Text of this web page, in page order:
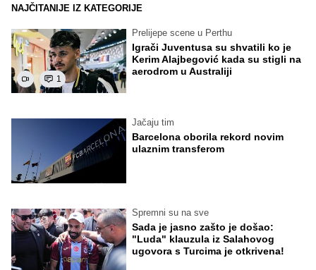
NAJČITANIJE IZ KATEGORIJE
1
Prelijepe scene u Perthu
Igrači Juventusa su shvatili ko je
Kerim Alajbegović kada su stigli na
aerodrom u Australiji
Jačaju tim
Barcelona oborila rekord novim
ulaznim transferom
Spremni su na sve
Sada je jasno zašto je došao:
"Luda" klauzula iz Salahovog
ugovora s Turcima je otkrivena!